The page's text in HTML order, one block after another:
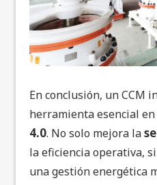
En conclusión, un CCM
herramienta esencial
4.0. No solo mejora la
la eficiencia operativa,
una gestión energética